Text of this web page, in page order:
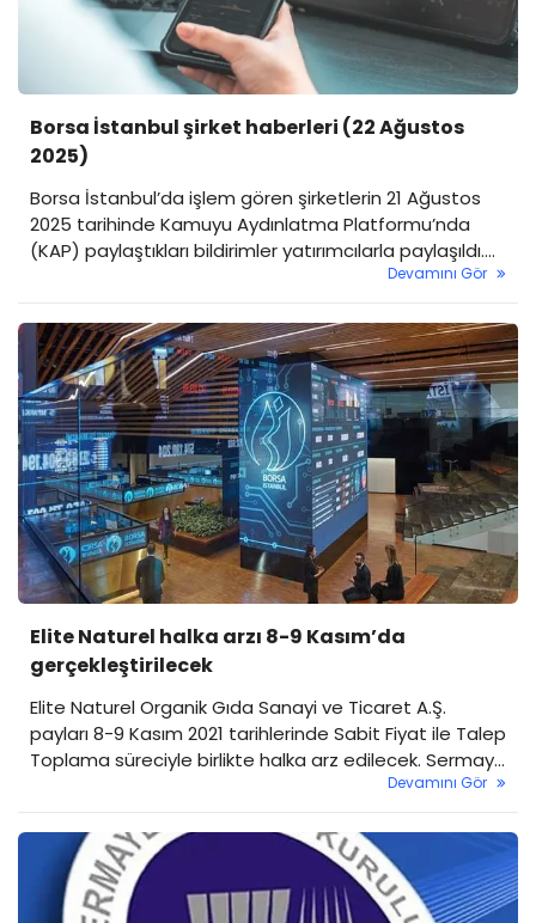
Borsa İstanbul şirket haberleri (22 Ağustos
2025)
Borsa İstanbul’da işlem gören şirketlerin 21 Ağustos
2025 tarihinde Kamuyu Aydınlatma Platformu’nda
(KAP) paylaştıkları bildirimler yatırımcılarla paylaşıldı.
Duyurular arasında sermaye artırımları, pay geri
alımları, ortaklık kararları, bono ihraçları ve yeni
sözleşmeler öne çıktı.
Devamını Gör
Elite Naturel halka arzı 8-9 Kasım’da
gerçekleştirilecek
Elite Naturel Organik Gıda Sanayi ve Ticaret A.Ş.
payları 8-9 Kasım 2021 tarihlerinde Sabit Fiyat ile Talep
Toplama süreciyle birlikte halka arz edilecek. Sermaye
artırımı ve ortak satışı yöntemleri ile gerçekleştirilecek
halka arzda toplam 12 milyon adet pay satışa
sunulacak. Halka açıklık oranı %22,22 olarak öngörüldü.
Halka arzda birim pay fiyatı 16,30 TL olarak belirlendi.
Devamını Gör